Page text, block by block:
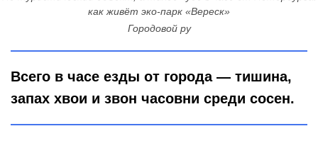
как живёт эко-парк «Вереск»
Городовой ру
Всего в часе езды от города — тишина,
запах хвои и звон часовни среди сосен.